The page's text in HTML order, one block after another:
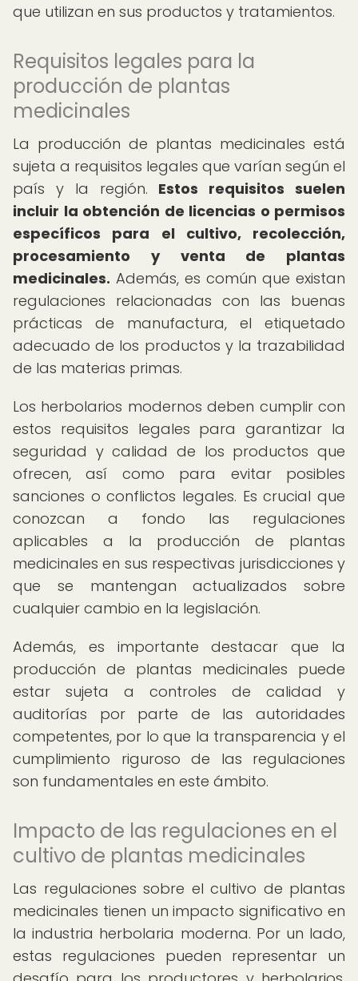
que utilizan en sus productos y tratamientos.
Requisitos legales para la
producción de plantas
medicinales
La producción de plantas medicinales está
sujeta a requisitos legales que varían según el
país y la región. Estos requisitos suelen
incluir la obtención de licencias o permisos
específicos para el cultivo, recolección,
procesamiento y venta de plantas
medicinales. Además, es común que existan
regulaciones relacionadas con las buenas
prácticas de manufactura, el etiquetado
adecuado de los productos y la trazabilidad
de las materias primas.
Los herbolarios modernos deben cumplir con
estos requisitos legales para garantizar la
seguridad y calidad de los productos que
ofrecen, así como para evitar posibles
sanciones o conflictos legales. Es crucial que
conozcan a fondo las regulaciones
aplicables a la producción de plantas
medicinales en sus respectivas jurisdicciones y
que se mantengan actualizados sobre
cualquier cambio en la legislación.
Además, es importante destacar que la
producción de plantas medicinales puede
estar sujeta a controles de calidad y
auditorías por parte de las autoridades
competentes, por lo que la transparencia y el
cumplimiento riguroso de las regulaciones
son fundamentales en este ámbito.
Impacto de las regulaciones en el
cultivo de plantas medicinales
Las regulaciones sobre el cultivo de plantas
medicinales tienen un impacto significativo en
la industria herbolaria moderna. Por un lado,
estas regulaciones pueden representar un